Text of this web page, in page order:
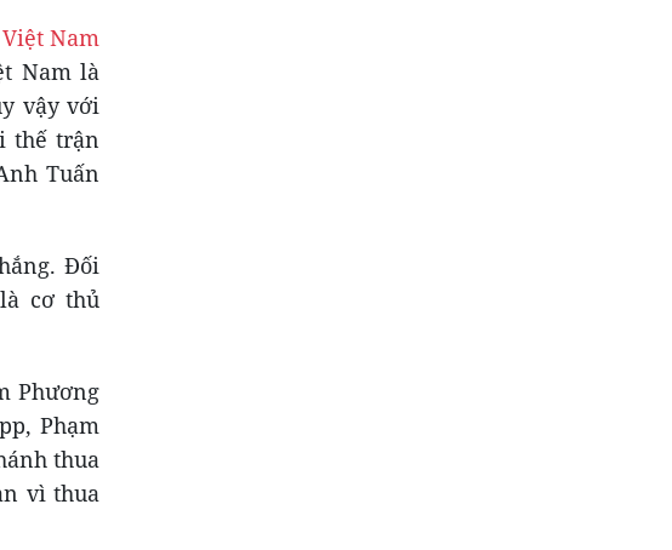
Nam
Nam là
vậy với
thế trận
Tuấn
Đối
cơ thủ
Phương
Phạm
thua
vì thua